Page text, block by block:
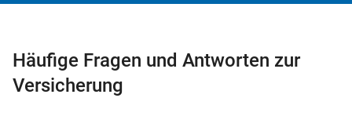
Häufige Fragen und Antworten zur
Versicherung